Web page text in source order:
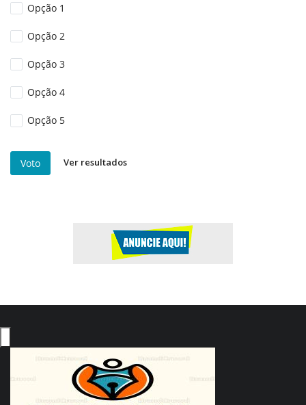
Opção 1
Opção 2
Opção 3
Opção 4
Opção 5
Voto Ver resultados